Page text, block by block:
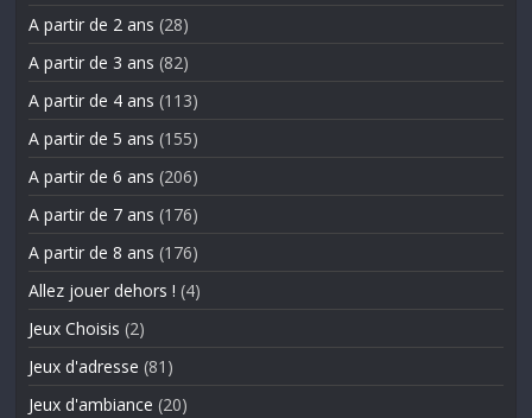
A partir de 2 ans (28)
A partir de 3 ans (82)
A partir de 4 ans (113)
A partir de 5 ans (155)
A partir de 6 ans (206)
A partir de 7 ans (176)
A partir de 8 ans (176)
Allez jouer dehors ! (4)
Jeux Choisis (2)
Jeux d'adresse (81)
Jeux d'ambiance (20)